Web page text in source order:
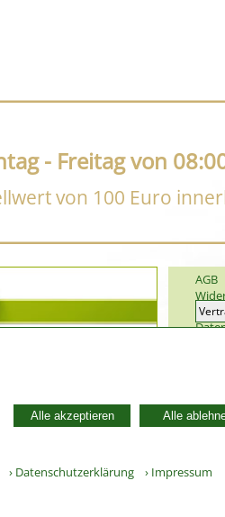
Alle akzeptieren Alle
› Datenschutzerklärung › Impressum
- Freitag von
von 100 Euro
AGB